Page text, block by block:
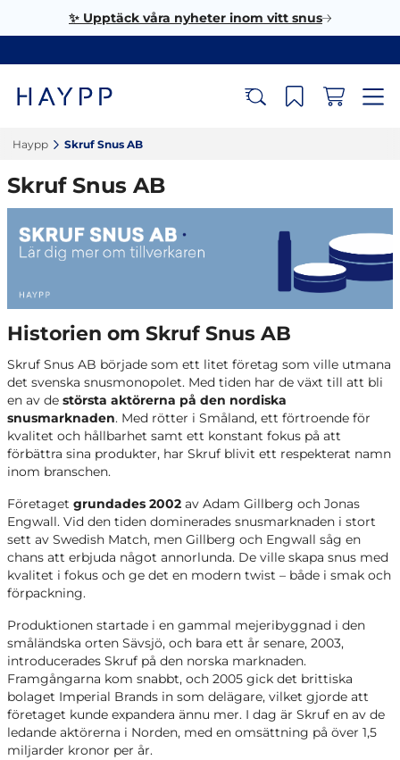
✨ Upptäck våra nyheter inom vitt snus
Haypp‎ Skruf Snus AB‎
Skruf Snus AB
Historien om Skruf Snus AB
Skruf Snus AB började som ett litet företag som ville utmana
det svenska snusmonopolet. Med tiden har de växt till att bli
en av de största aktörerna på den nordiska
snusmarknaden. Med rötter i Småland, ett förtroende för
kvalitet och hållbarhet samt ett konstant fokus på att
förbättra sina produkter, har Skruf blivit ett respekterat namn
inom branschen.
Företaget grundades 2002 av Adam Gillberg och Jonas
Engwall. Vid den tiden dominerades snusmarknaden i stort
sett av Swedish Match, men Gillberg och Engwall såg en
chans att erbjuda något annorlunda. De ville skapa snus med
kvalitet i fokus och ge det en modern twist – både i smak och
förpackning.
Produktionen startade i en gammal mejeribyggnad i den
småländska orten Sävsjö, och bara ett år senare, 2003,
introducerades Skruf på den norska marknaden.
Framgångarna kom snabbt, och 2005 gick det brittiska
bolaget Imperial Brands in som delägare, vilket gjorde att
företaget kunde expandera ännu mer. I dag är Skruf en av de
ledande aktörerna i Norden, med en omsättning på över 1,5
miljarder kronor per år.